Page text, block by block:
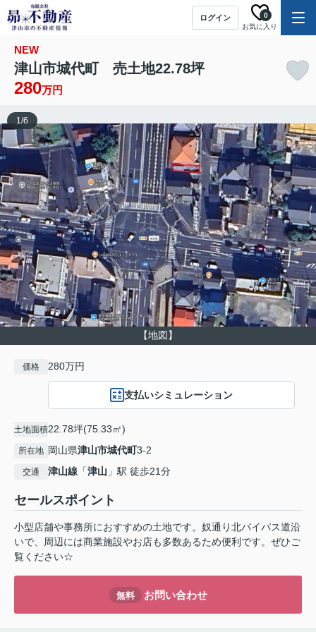
ログイン
お気に入り
0
NEW
津山市城代町 売土地22.78坪
280万円
【地図】
1/6
価格 280万円
支払いシミュレーション
土地面積22.78坪(75.33㎡)
所在地 岡山県津山市城代町3-2
交通 津山線 「津山 」駅 徒歩21分
セールスポイント
小型店舗や事務所におすすめの土地です。奴通り北バイパス道沿
いで、周辺には商業施設やお店も多数あるため便利です。ぜひご
覧ください☆
無料 お問い合わせ